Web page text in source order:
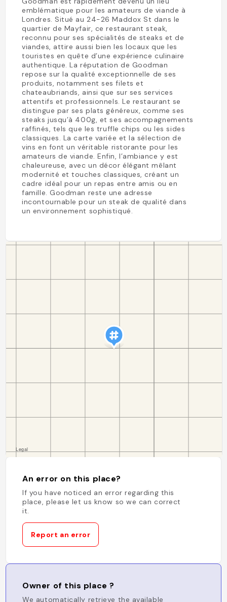
emblématique pour les amateurs de viande à
Londres. Situé au 24-26 Maddox St dans le
quartier de Mayfair, ce restaurant steak,
reconnu pour ses spécialités de steaks et de
viandes, attire aussi bien les locaux que les
touristes en quête d’une expérience culinaire
authentique. La réputation de Goodman
repose sur la qualité exceptionnelle de ses
produits, notamment ses filets et
chateaubriands, ainsi que sur ses services
attentifs et professionnels. Le restaurant se
distingue par ses plats généreux, comme ses
steaks jusqu’à 400g, et ses accompagnements
raffinés, tels que les truffle chips ou les sides
classiques. La carte variée et la sélection de
vins en font un véritable ristorante pour les
amateurs de viande. Enfin, l’ambiance y est
chaleureuse, avec un décor élégant mêlant
modernité et touches classiques, créant un
cadre idéal pour un repas entre amis ou en
famille. Goodman reste une adresse
incontournable pour un steak de qualité dans
un environnement sophistiqué.
An error on this place?
If you have noticed an error regarding this
place, please let us know so we can correct
it.
Report an error
Owner of this place ?
We automatically retrieve the available